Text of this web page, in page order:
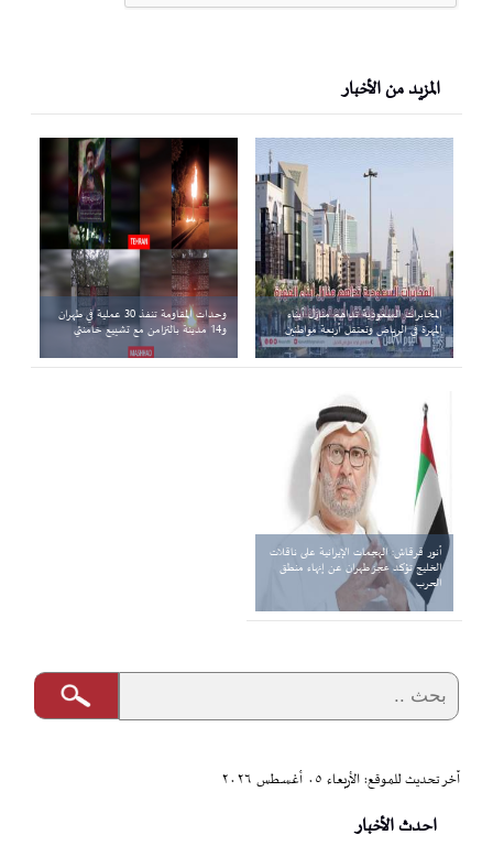
المزيد من الأخبار
المخابرات السعودية تداهم منازل أبناء
المهرة في الرياض وتعتقل أربعة مواطنين
وحدات المقاومة تنفذ 30 عملية في طهران
و14 مدينة بالتزامن مع تشييع خامنئي
أنور قرقاش: الهجمات الإيرانية على ناقلات
الخليج تؤكد عجز طهران عن إنهاء منطق
الحرب
آخر تحديث للموقع: الأربعاء ٠٥ أغسطس ٢٠٢٦
احدث الأخبار